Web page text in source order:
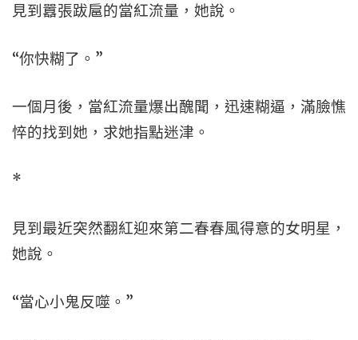
見到囂張跋扈的當紅流量，她說。
“你快糊了。”
一個月後，當紅流量爆出醜聞，迅速糊逼，滿臉憔
悴的找到她，求她指點迷津。
*
見到最近突然翻紅迎來第二春春風得意的女明星，
她說。
“當心小鬼反噬。”